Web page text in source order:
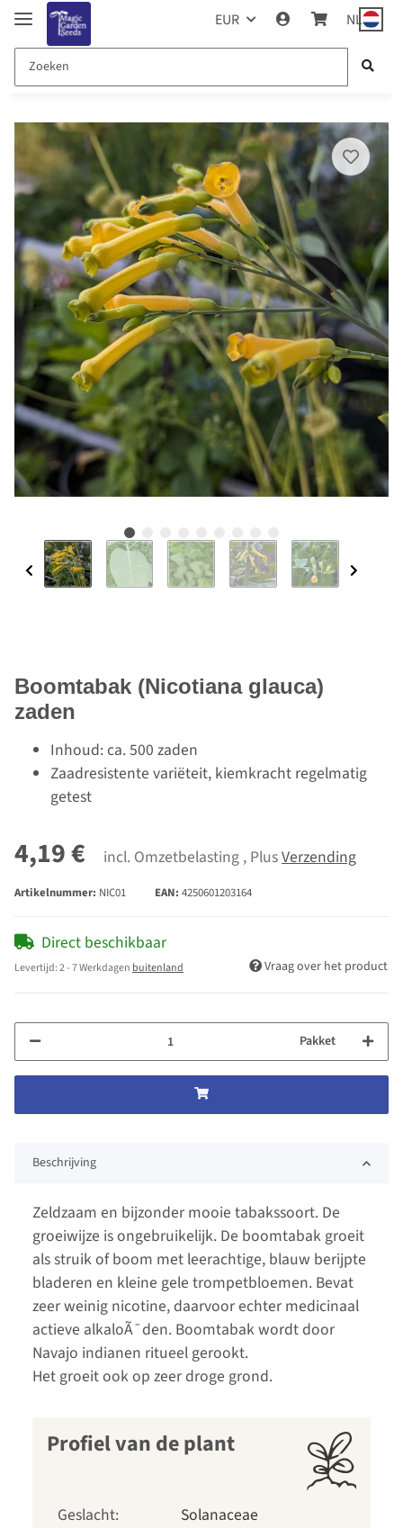
EUR NL
Boomtabak (Nicotiana glauca)
zaden
Inhoud: ca. 500 zaden
Zaadresistente variëteit, kiemkracht regelmatig
getest
4,19 € incl. Omzetbelasting , PlusVerzending
Artikelnummer: NIC01 EAN: 4250601203164
Direct beschikbaar
Levertijd:2 - 7 Werkdagen buitenland Vraag over het product
Pakket
Beschrijving
Zeldzaam en bijzonder mooie tabakssoort. De
groeiwijze is ongebruikelijk. De boomtabak groeit
als struik of boom met leerachtige, blauw berijpte
bladeren en kleine gele trompetbloemen. Bevat
zeer weinig nicotine, daarvoor echter medicinaal
actieve alkaloÃ¯den. Boomtabak wordt door
Navajo indianen ritueel gerookt.
Het groeit ook op zeer droge grond.
Profiel van de plant
Geslacht: Solanaceae